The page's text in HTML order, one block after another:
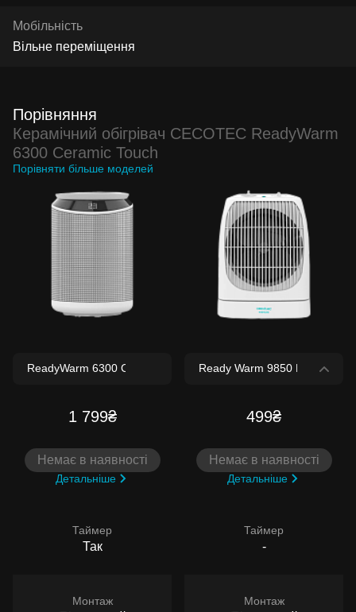
Мобільність
Вільне переміщення
Порівняння
Керамічний обігрівач CECOTEC ReadyWarm
6300 Ceramic Touch
Порівняти більше моделей
1 799₴
Немає в наявності
Детальніше
Таймер
Так
Монтаж
499₴
Немає в наявності
Детальніше
Таймер
-
Монтаж